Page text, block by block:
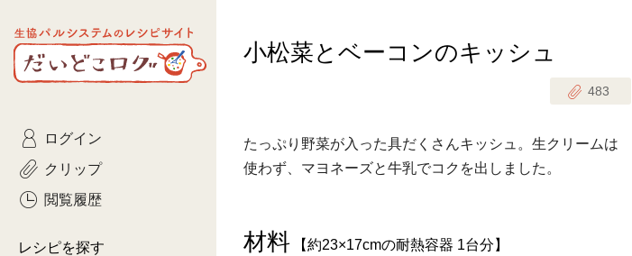
生協パルシステムのレシピ
サイト
だいどこログ
小松菜とベーコンのキッシュ
483
たっぷり野菜が入った具だくさんキッシュ。生クリームは
使わず、マヨネーズと牛乳でコクを出しました。
材料 【約23×17cmの耐熱容器 1台分】
ログイン
クリップ
閲覧履歴
レシピを探す
ひとさじのときめき時間
おきらくだ 1歳半からの幼児食
主菜 副菜
常備菜・作りおき お弁当
コトコト
yumyumいっしょごはん
乾物屋さん